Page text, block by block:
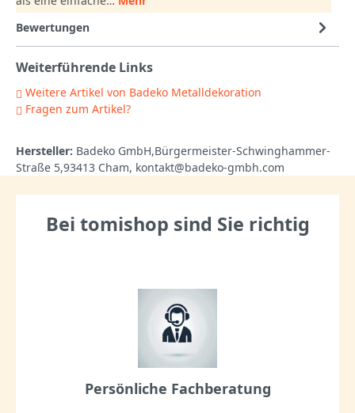
Bewertungen
Weiterführende Links
Weitere Artikel von Badeko Metalldekoration
Fragen zum Artikel?
Hersteller: Badeko GmbH,Bürgermeister-Schwinghammer-
Straße 5,93413 Cham, kontakt@badeko-gmbh.com
Bei tomishop sind Sie richtig
Persönliche Fachberatung